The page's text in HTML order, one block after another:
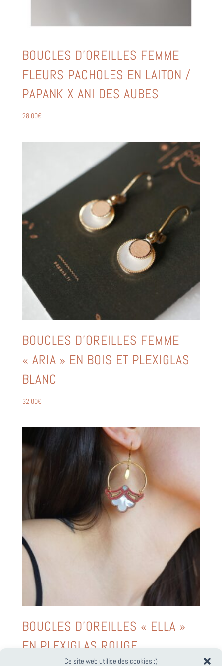
Ce site web utilise des cookies :)
BOUCLES D’OREILLES FEMME
FLEURS PACHOLES EN LAITON /
PAPANK X ANI DES AUBES
28,00€
BOUCLES D’OREILLES FEMME
« ARIA » EN BOIS ET PLEXIGLAS
BLANC
32,00€
BOUCLES D’OREILLES « ELLA »
EN PLEXIGLAS ROUGE